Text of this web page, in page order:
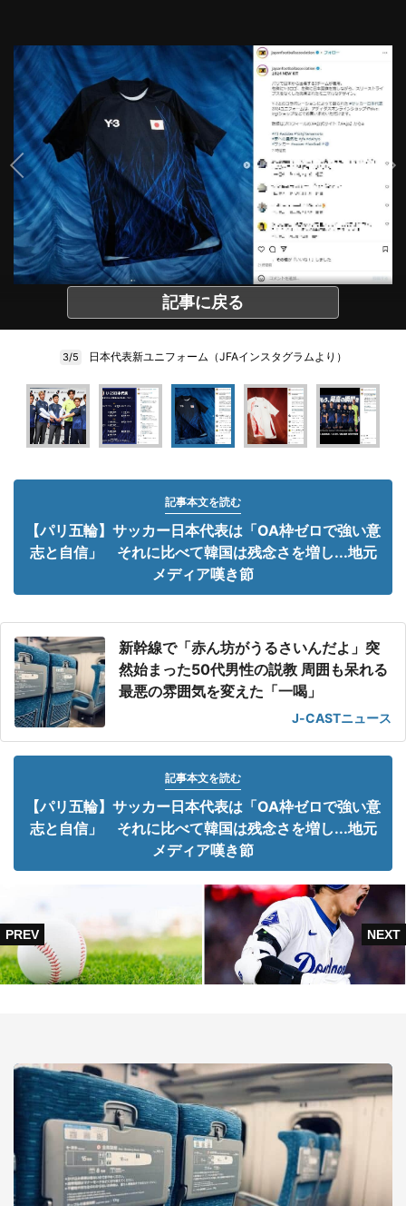
記事に戻る
3/5 日本代表新ユニフォーム（JFAインスタグラムより）
記事本文を読む
【パリ五輪】サッカー日本代表は「OA枠ゼロで強い意
志と自信」 それに比べて韓国は残念さを増し...地元
メディア嘆き節
新幹線で「赤ん坊がうるさいんだよ」突
然始まった50代男性の説教 周囲も呆れる
最悪の雰囲気を変えた「一喝」
J-CASTニュース
記事本文を読む
【パリ五輪】サッカー日本代表は「OA枠ゼロで強い意
志と自信」 それに比べて韓国は残念さを増し...地元
メディア嘆き節